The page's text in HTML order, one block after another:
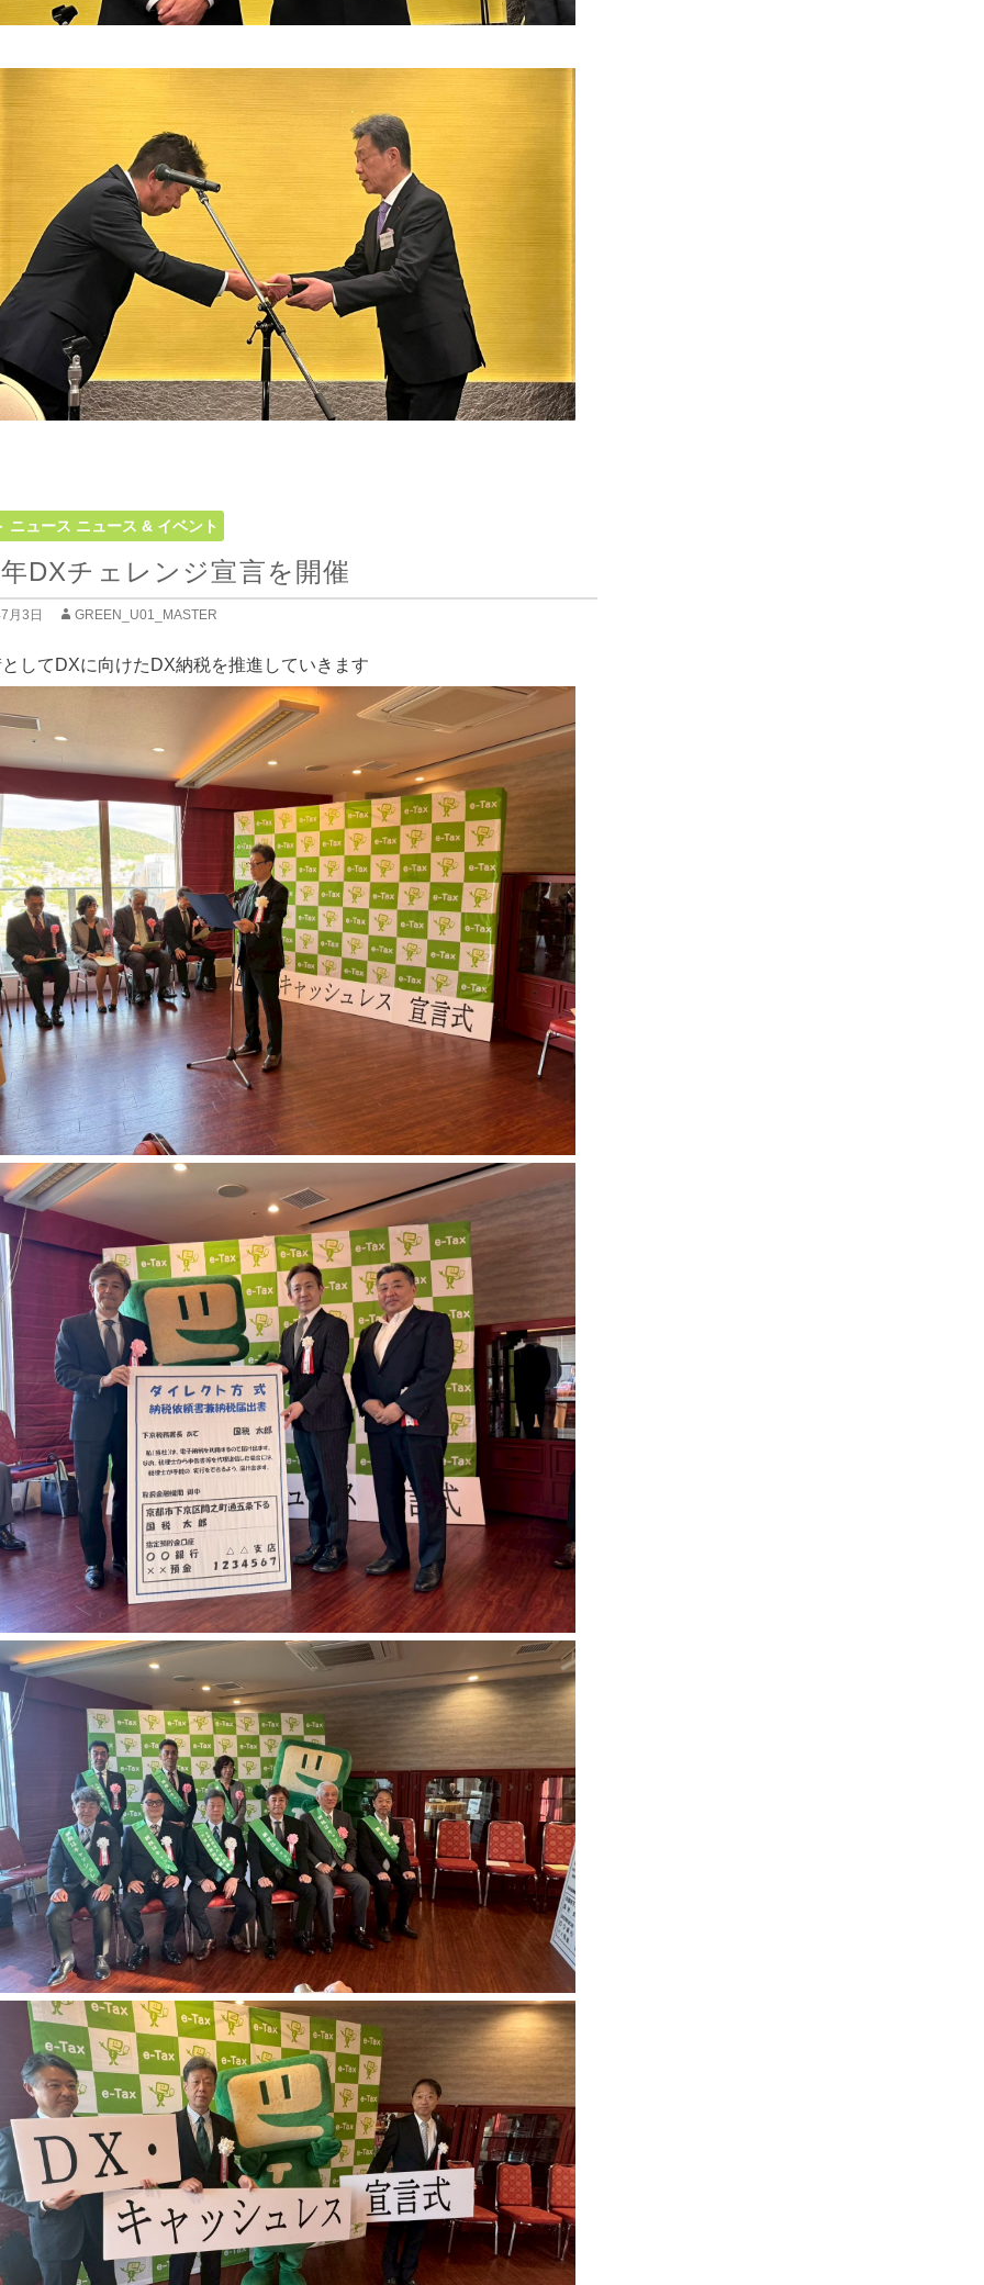
ニュース ニュース & イベント
DXチェレンジ宣言を開催
月3日 GREEN_U01_MASTER
してDXに向けたDX納税を推進していきます